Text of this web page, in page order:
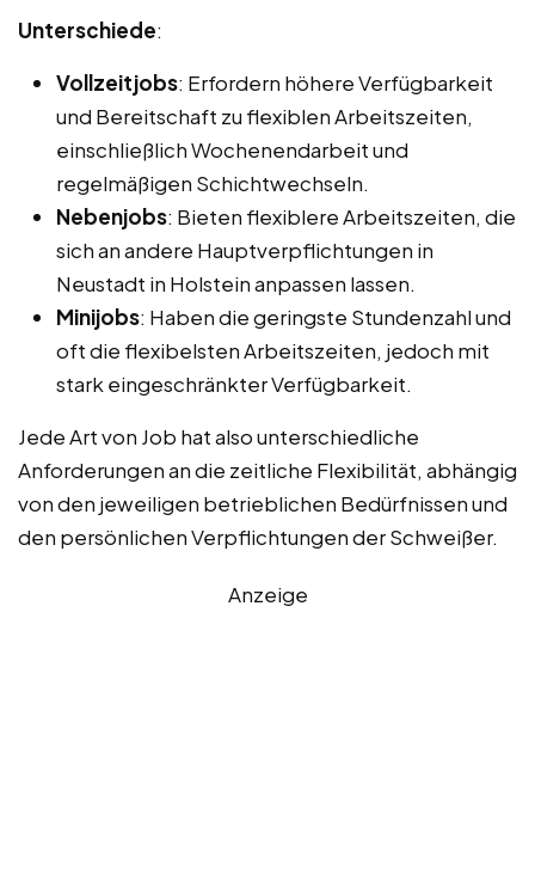
Unterschiede:
Vollzeitjobs: Erfordern höhere Verfügbarkeit
und Bereitschaft zu flexiblen Arbeitszeiten,
einschließlich Wochenendarbeit und
regelmäßigen Schichtwechseln.
Nebenjobs: Bieten flexiblere Arbeitszeiten, die
sich an andere Hauptverpflichtungen in
Neustadt in Holstein anpassen lassen.
Minijobs: Haben die geringste Stundenzahl und
oft die flexibelsten Arbeitszeiten, jedoch mit
stark eingeschränkter Verfügbarkeit.
Jede Art von Job hat also unterschiedliche
Anforderungen an die zeitliche Flexibilität, abhängig
von den jeweiligen betrieblichen Bedürfnissen und
den persönlichen Verpflichtungen der Schweißer.
Anzeige